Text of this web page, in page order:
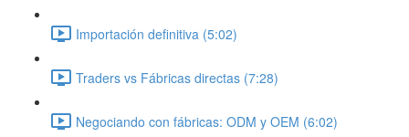
Importación definitiva (5:02)
Traders vs Fábricas directas (7:28)
Negociando con fábricas: ODM y OEM (6:02)